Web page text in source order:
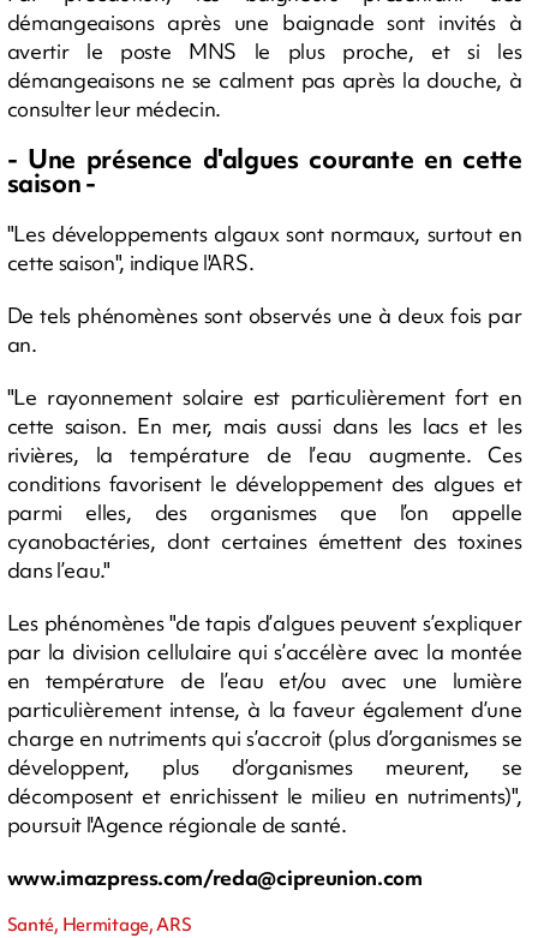
démangeaisons après une baignade sont invités à
avertir le poste MNS le plus proche, et si les
démangeaisons ne se calment pas après la douche, à
consulter leur médecin.
- Une présence d'algues courante en cette
saison -
"Les développements algaux sont normaux, surtout en
cette saison", indique l'ARS.
De tels phénomènes sont observés une à deux fois par
an.
"Le rayonnement solaire est particulièrement fort en
cette saison. En mer, mais aussi dans les lacs et les
rivières, la température de l’eau augmente. Ces
conditions favorisent le développement des algues et
parmi elles, des organismes que l’on appelle
cyanobactéries, dont certaines émettent des toxines
dans l’eau."
Les phénomènes "de tapis d’algues peuvent s’expliquer
par la division cellulaire qui s’accélère avec la montée
en température de l’eau et/ou avec une lumière
particulièrement intense, à la faveur également d’une
charge en nutriments qui s’accroit (plus d’organismes se
développent, plus d’organismes meurent, se
décomposent et enrichissent le milieu en nutriments)",
poursuit l'Agence régionale de santé.
www.imazpress.com/reda@cipreunion.com
Santé, Hermitage, ARS